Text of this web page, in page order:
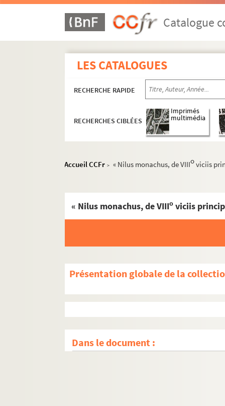
Catalogue
LES CATALOGUES
RECHERCHE RAPIDE
RECHERCHES CIBLÉES
Imprimés
multimédia
Accueil CCFr > « Nilus monachus, de VIIIoviciis
« Nilus monachus, de VIIIo viciis
Présentation globale de la
Dans le document :